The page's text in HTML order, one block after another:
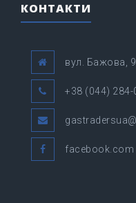
КОНТАКТИ
вул. Бажова, 9
+38 (044) 284-
facebook.com